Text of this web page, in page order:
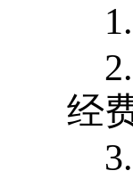
1.
2
经
3.